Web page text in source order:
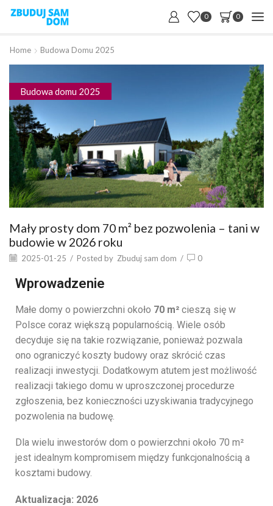
0 0
Home Budowa Domu 2025
Budowa domu 2025
Mały prosty dom 70 m² bez pozwolenia – tani w
budowie w 2026 roku
2025-01-25 / Posted by Zbuduj sam dom / 0
Wprowadzenie
Małe domy o powierzchni około 70 m² cieszą się w
Polsce coraz większą popularnością. Wiele osób
decyduje się na takie rozwiązanie, ponieważ pozwala
ono ograniczyć koszty budowy oraz skrócić czas
realizacji inwestycji. Dodatkowym atutem jest możliwość
realizacji takiego domu w uproszczonej procedurze
zgłoszenia, bez konieczności uzyskiwania tradycyjnego
pozwolenia na budowę.
Dla wielu inwestorów dom o powierzchni około 70 m²
jest idealnym kompromisem między funkcjonalnością a
kosztami budowy.
Aktualizacja: 2026